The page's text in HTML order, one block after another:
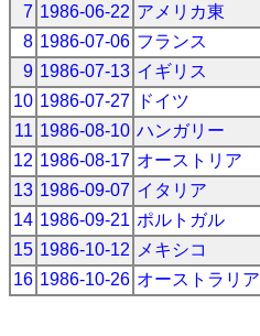
7 1986-06-22 アメリカ東
8 1986-07-06 フランス
9 1986-07-13 イギリス
10 1986-07-27 ドイツ
11 1986-08-10 ハンガリー
12 1986-08-17 オーストリア
13 1986-09-07 イタリア
14 1986-09-21 ポルトガル
15 1986-10-12 メキシコ
16 1986-10-26 オーストラリア